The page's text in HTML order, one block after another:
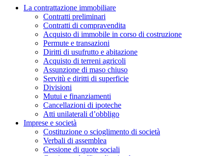
La contrattazione immobiliare
Contratti preliminari
Contratti di compravendita
Acquisto di immobile in corso di costruzione
Permute e transazioni
Diritti di usufrutto e abitazione
Acquisto di terreni agricoli
Assunzione di maso chiuso
Servitù e diritti di superficie
Divisioni
Mutui e finanziamenti
Cancellazioni di ipoteche
Atti unilaterali d’obbligo
Imprese e società
Costituzione o scioglimento di società
Verbali di assemblea
Cessione di quote sociali